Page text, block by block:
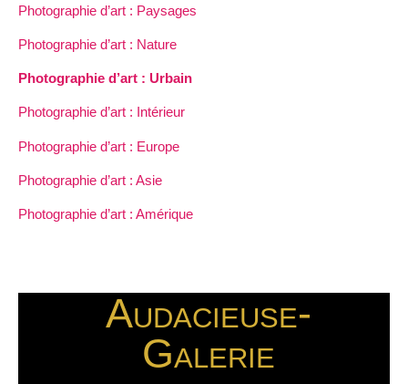
Photographie d’art : Paysages
Photographie d’art : Nature
Photographie d’art : Urbain
Photographie d’art : Intérieur
Photographie d’art : Europe
Photographie d’art : Asie
Photographie d’art : Amérique
Audacieuse-
Galerie